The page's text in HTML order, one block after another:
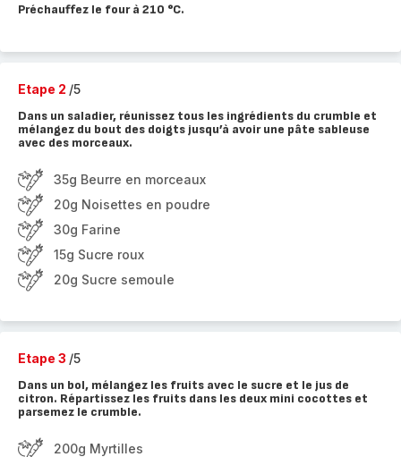
Préchauffez le four à 210 °C.
Etape 2 /5
Dans un saladier, réunissez tous les ingrédients du crumble et
mélangez du bout des doigts jusqu’à avoir une pâte sableuse
avec des morceaux.
35g Beurre en morceaux
20g Noisettes en poudre
30g Farine
15g Sucre roux
20g Sucre semoule
Etape 3 /5
Dans un bol, mélangez les fruits avec le sucre et le jus de
citron. Répartissez les fruits dans les deux mini cocottes et
parsemez le crumble.
200g Myrtilles